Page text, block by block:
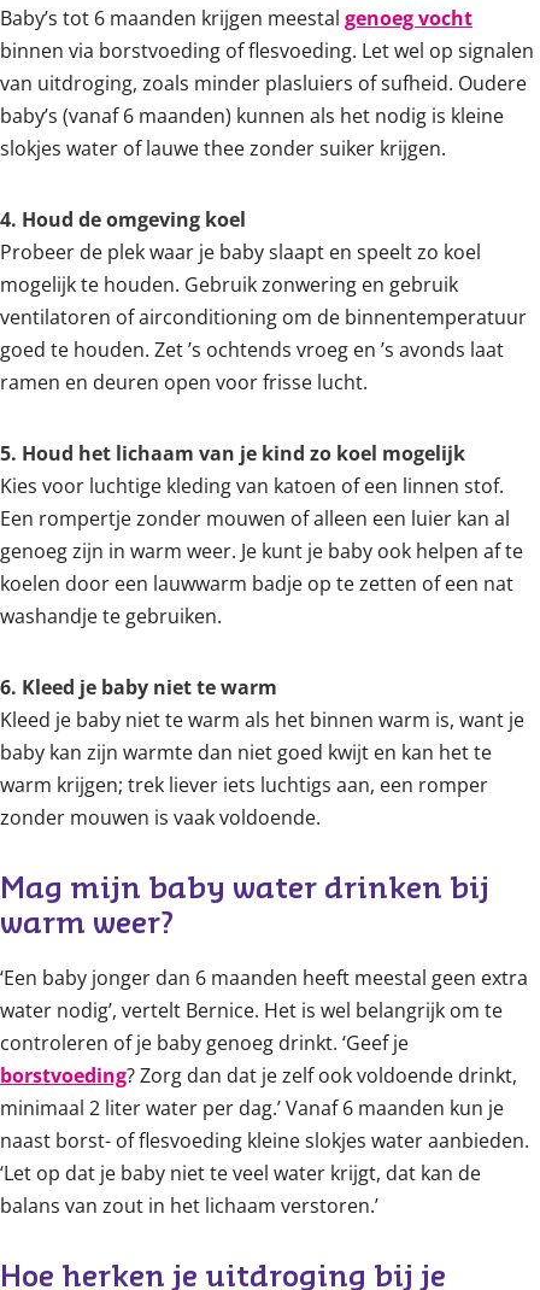
Baby’s tot 6 maanden krijgen meestal genoeg vocht
binnen via borstvoeding of flesvoeding. Let wel op signalen
van uitdroging, zoals minder plasluiers of sufheid. Oudere
baby’s (vanaf 6 maanden) kunnen als het nodig is kleine
slokjes water of lauwe thee zonder suiker krijgen.
4. Houd de omgeving koel
Probeer de plek waar je baby slaapt en speelt zo koel
mogelijk te houden. Gebruik zonwering en gebruik
ventilatoren of airconditioning om de binnentemperatuur
goed te houden. Zet ’s ochtends vroeg en ’s avonds laat
ramen en deuren open voor frisse lucht.
5. Houd het lichaam van je kind zo koel mogelijk
Kies voor luchtige kleding van katoen of een linnen stof.
Een rompertje zonder mouwen of alleen een luier kan al
genoeg zijn in warm weer. Je kunt je baby ook helpen af te
koelen door een lauwwarm badje op te zetten of een nat
washandje te gebruiken.
6. Kleed je baby niet te warm
Kleed je baby niet te warm als het binnen warm is, want je
baby kan zijn warmte dan niet goed kwijt en kan het te
warm krijgen; trek liever iets luchtigs aan, een romper
zonder mouwen is vaak voldoende.
Mag mijn baby water drinken bij
warm weer?
‘Een baby jonger dan 6 maanden heeft meestal geen extra
water nodig’, vertelt Bernice. Het is wel belangrijk om te
controleren of je baby genoeg drinkt. ‘Geef je
borstvoeding? Zorg dan dat je zelf ook voldoende drinkt,
minimaal 2 liter water per dag.’ Vanaf 6 maanden kun je
naast borst- of flesvoeding kleine slokjes water aanbieden.
‘Let op dat je baby niet te veel water krijgt, dat kan de
balans van zout in het lichaam verstoren.’
Hoe herken je uitdroging bij je